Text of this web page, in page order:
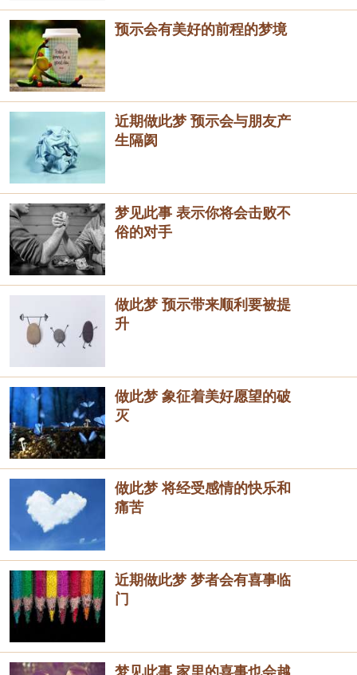
预示会有美好的前程的梦境
近期做此梦 预示会与朋友产
生隔阂
梦见此事 表示你将会击败不
俗的对手
做此梦 预示带来顺利要被提
升
做此梦 象征着美好愿望的破
灭
做此梦 将经受感情的快乐和
痛苦
近期做此梦 梦者会有喜事临
门
梦见此事 家里的喜事也会越